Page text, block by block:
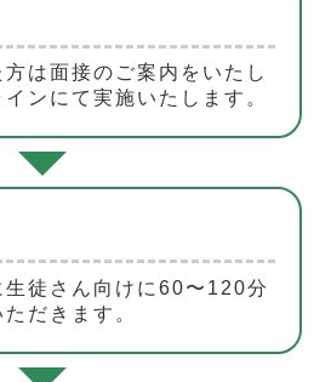
は面接のご案内をいたし
ンにて実施いたします。
徒さん向けに60〜120分
だきます。